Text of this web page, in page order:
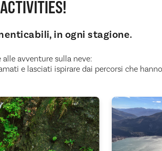
in ogni stagione.
avventure sulla neve:
e lasciati ispirare dai percorsi che